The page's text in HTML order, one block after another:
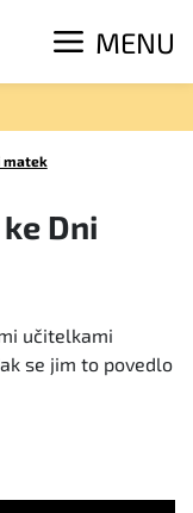
MENU
matek
Dni
učitelkami
se jim to povedlo